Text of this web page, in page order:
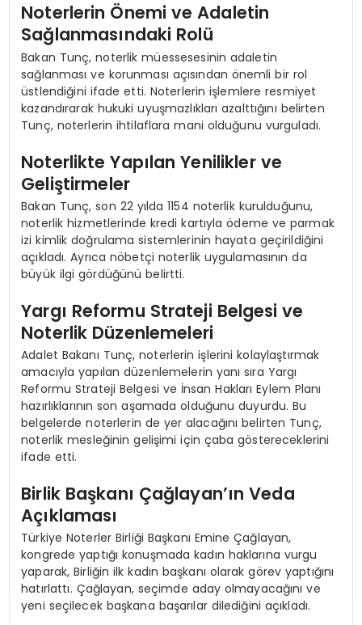
Noterlerin Önemi ve Adaletin
Sağlanmasındaki Rolü
Bakan Tunç, noterlik müessesesinin adaletin
sağlanması ve korunması açısından önemli bir rol
üstlendiğini ifade etti. Noterlerin işlemlere resmiyet
kazandırarak hukuki uyuşmazlıkları azalttığını belirten
Tunç, noterlerin ihtilaflara mani olduğunu vurguladı.
Noterlikte Yapılan Yenilikler ve
Geliştirmeler
Bakan Tunç, son 22 yılda 1154 noterlik kurulduğunu,
noterlik hizmetlerinde kredi kartıyla ödeme ve parmak
izi kimlik doğrulama sistemlerinin hayata geçirildiğini
açıkladı. Ayrıca nöbetçi noterlik uygulamasının da
büyük ilgi gördüğünü belirtti.
Yargı Reformu Strateji Belgesi ve
Noterlik Düzenlemeleri
Adalet Bakanı Tunç, noterlerin işlerini kolaylaştırmak
amacıyla yapılan düzenlemelerin yanı sıra Yargı
Reformu Strateji Belgesi ve İnsan Hakları Eylem Planı
hazırlıklarının son aşamada olduğunu duyurdu. Bu
belgelerde noterlerin de yer alacağını belirten Tunç,
noterlik mesleğinin gelişimi için çaba göstereceklerini
ifade etti.
Birlik Başkanı Çağlayan’ın Veda
Açıklaması
Türkiye Noterler Birliği Başkanı Emine Çağlayan,
kongrede yaptığı konuşmada kadın haklarına vurgu
yaparak, Birliğin ilk kadın başkanı olarak görev yaptığını
hatırlattı. Çağlayan, seçimde aday olmayacağını ve
yeni seçilecek başkana başarılar dilediğini açıkladı.